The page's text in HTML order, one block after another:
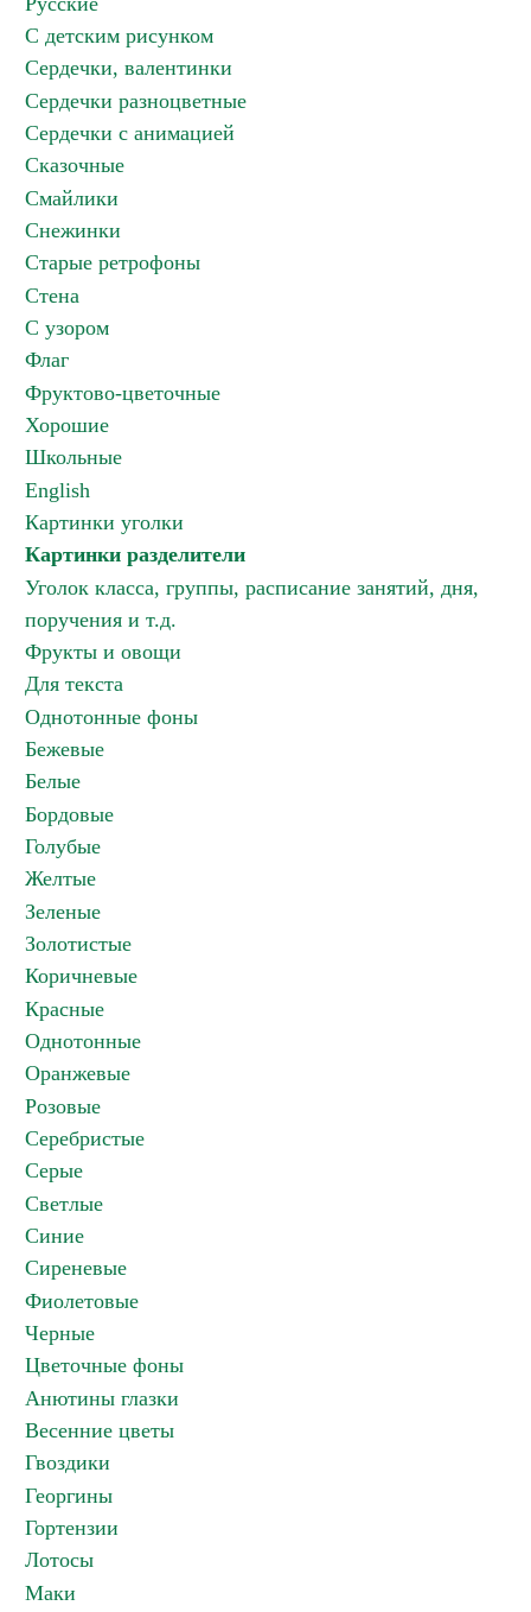
С детским рисунком
Сердечки, валентинки
Сердечки разноцветные
Сердечки с анимацией
Сказочные
Смайлики
Снежинки
Старые ретрофоны
Стена
С узором
Флаг
Фруктово-цветочные
Хорошие
Школьные
English
Картинки уголки
Картинки разделители
Уголок класса, группы, расписание занятий, дня,
поручения и т.д.
Фрукты и овощи
Для текста
Однотонные фоны
Бежевые
Белые
Бордовые
Голубые
Желтые
Зеленые
Золотистые
Коричневые
Красные
Однотонные
Оранжевые
Розовые
Серебристые
Серые
Светлые
Синие
Сиреневые
Фиолетовые
Черные
Цветочные фоны
Анютины глазки
Весенние цветы
Гвоздики
Георгины
Гортензии
Лотосы
Маки